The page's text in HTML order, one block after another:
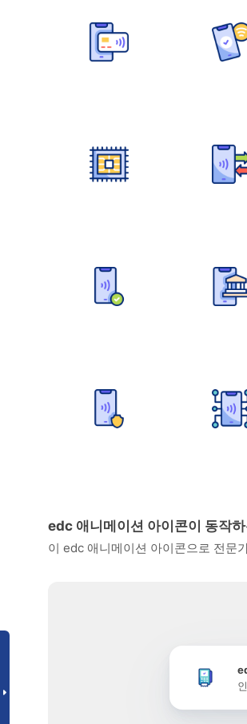
edc 애니메이션 아이콘이 동작
이 edc 애니메이션 아이콘으로 전문